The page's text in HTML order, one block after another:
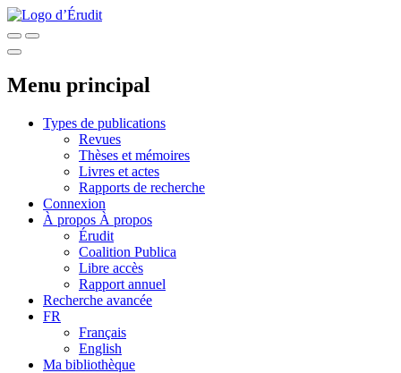
Menu principal
Types de publications
Revues
Thèses et mémoires
Livres et actes
Rapports de recherche
Connexion
À propos À propos
Érudit
Coalition Publica
Libre accès
Rapport annuel
Recherche avancée
FR
Français
English
Ma bibliothèque